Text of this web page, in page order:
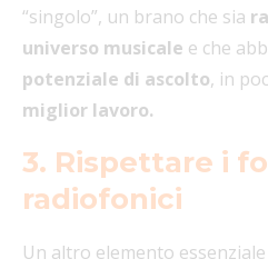
“singolo”, un brano che sia
universo musicale e che
potenziale di ascolto, in
miglior lavoro.
3. Rispettare i
radiofonici
Un altro elemento